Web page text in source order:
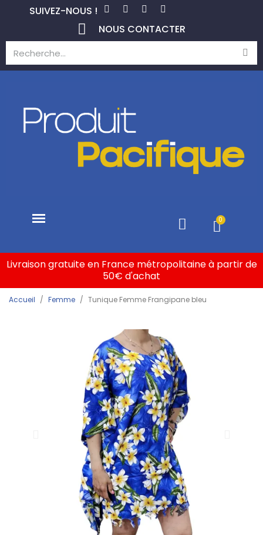
SUIVEZ-NOUS !
NOUS CONTACTER
Livraison gratuite en France métropolitaine à partir de
50€ d'achat
Accueil Femme Tunique Femme Frangipane bleu